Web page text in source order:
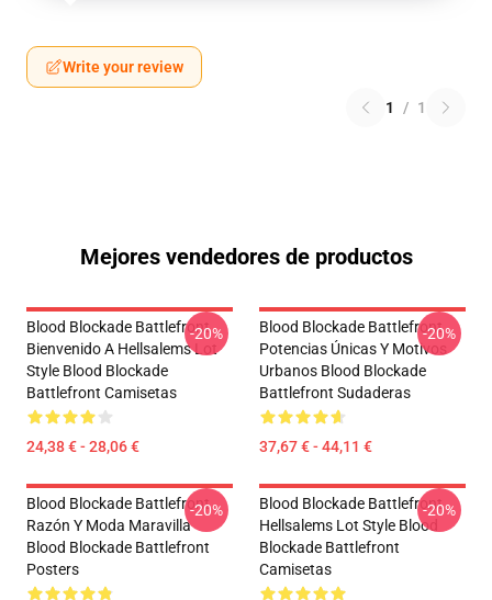
Write your review
1 / 1
Mejores vendedores de productos
Blood Blockade Battlefront
Bienvenido A Hellsalems Lot
Style Blood Blockade
Battlefront Camisetas
24,38 € - 28,06 €
-20%
Blood Blockade Battlefront
Potencias Únicas Y Motivos
Urbanos Blood Blockade
Battlefront Sudaderas
37,67 € - 44,11 €
-20%
Blood Blockade Battlefront
Razón Y Moda Maravilla
Blood Blockade Battlefront
Posters
-20%
Blood Blockade Battlefront
Hellsalems Lot Style Blood
Blockade Battlefront
Camisetas
-20%